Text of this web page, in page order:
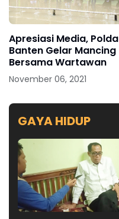
Apresiasi Media, Polda
Banten Gelar Mancing
Bersama Wartawan
November 06, 2021
GAYA HIDUP